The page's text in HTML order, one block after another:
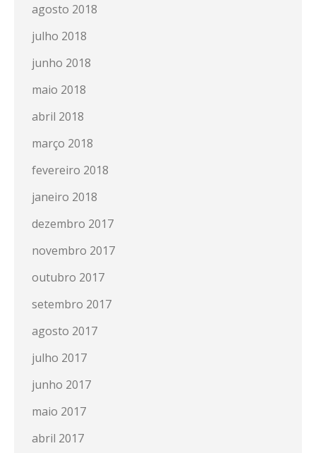
agosto 2018
julho 2018
junho 2018
maio 2018
abril 2018
março 2018
fevereiro 2018
janeiro 2018
dezembro 2017
novembro 2017
outubro 2017
setembro 2017
agosto 2017
julho 2017
junho 2017
maio 2017
abril 2017